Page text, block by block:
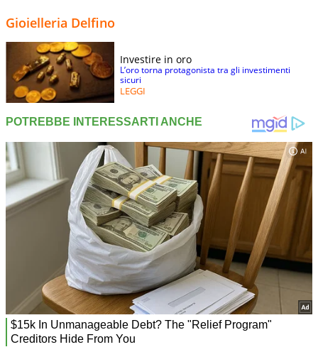
Gioielleria Delfino
Investire in oro
L’oro torna protagonista tra gli investimenti
sicuri
LEGGI